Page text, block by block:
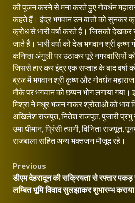
की पूजन करने से मना करते हुए गोवर्धन
कहते हैं। इंद्र भगवान उन बातों को सुनकर
क्रोध से भारी वर्षा करते हैं। जिसको देखकर
जाते हैं। भारी वर्षा को देख भगवान श्री कृष्ण
कनिष्ठा अंगुली पर उठाकर पूरे नगरवासियों
जिससे हार कर इंद्र एक सप्ताह के बाद
ब्रज में भगवान श्री कृष्ण और गोवर्धन
मौके पर भगवान को छप्पन भोग लगाया
मिश्रा ने मधुर भजन गाकर श्रोताओं को भाव
अखिलेश राजपुत, नितेश राजपूत, पुजारी प्रभु
उमा धीमान, प्रिंसी त्यागी, विनिता राजपूत,
राजबाला सहित अन्य भक्तजन मौजूद रहे।
Post
navigation
Previous
डीएम देहरादून की सक्रियता से रफ्तार पकड़
लम्बित भूमि विवाद सुलझाकर शुभारम्भ कराया